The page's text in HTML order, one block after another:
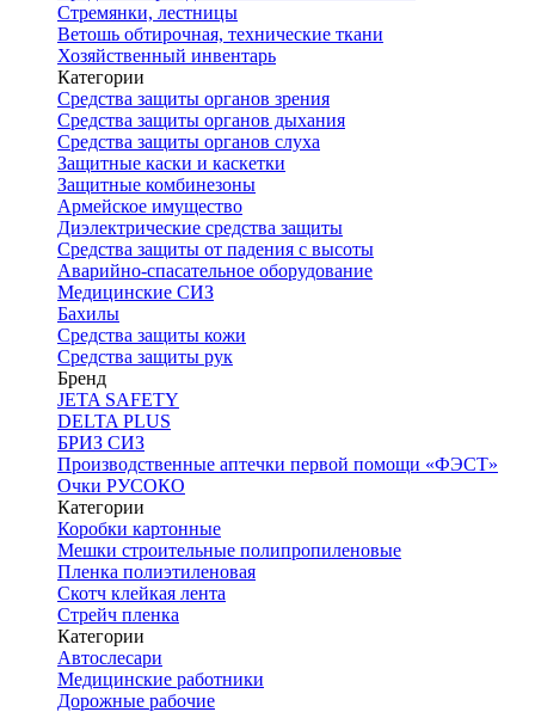
Стремянки, лестницы
Ветошь обтирочная, технические ткани
Хозяйственный инвентарь
Категории
Средства защиты органов зрения
Средства защиты органов дыхания
Средства защиты органов слуха
Защитные каски и каскетки
Защитные комбинезоны
Армейское имущество
Диэлектрические средства защиты
Средства защиты от падения с высоты
Аварийно-спасательное оборудование
Медицинские СИЗ
Бахилы
Средства защиты кожи
Средства защиты рук
Бренд
JETA SAFETY
DELTA PLUS
БРИЗ СИЗ
Производственные аптечки первой помощи «ФЭСТ»
Очки РУСОКО
Категории
Коробки картонные
Мешки строительные полипропиленовые
Пленка полиэтиленовая
Скотч клейкая лента
Стрейч пленка
Категории
Автослесари
Медицинские работники
Дорожные рабочие